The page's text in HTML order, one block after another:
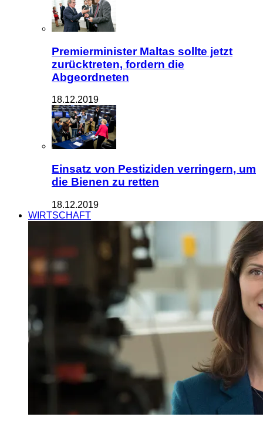
Premierminister Maltas sollte jetzt
zurücktreten, fordern die
Abgeordneten
18.12.2019
Einsatz von Pestiziden verringern, um
die Bienen zu retten
18.12.2019
WIRTSCHAFT